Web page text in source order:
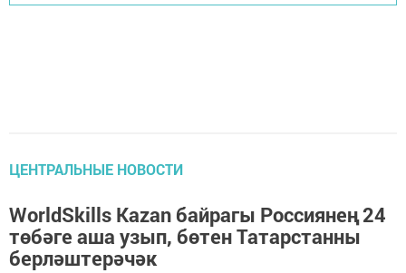
ЦЕНТРАЛЬНЫЕ НОВОСТИ
WorldSkills Kazan байрагы Россиянең 24
төбәге аша узып, бөтен Татарстанны
берләштерәчәк